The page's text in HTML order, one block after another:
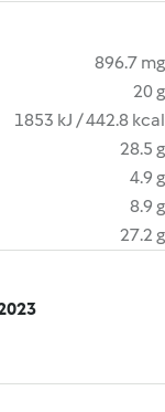
896.7 mg
20 g
1853 kJ / 442.8 kcal
28.5 g
4.9 g
8.9 g
27.2 g